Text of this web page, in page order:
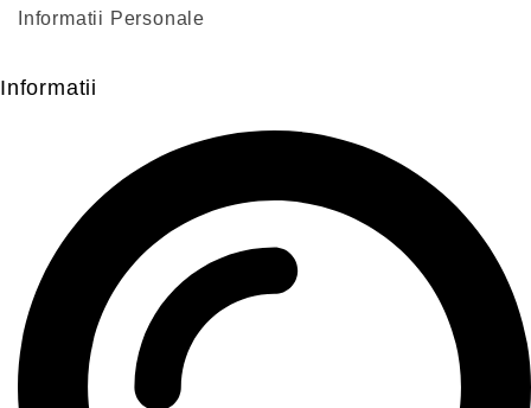
Informatii Personale
Informatii